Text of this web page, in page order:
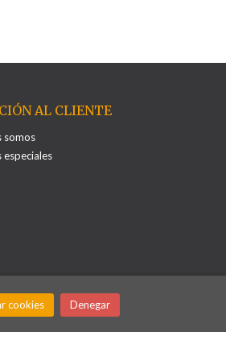
AL CLIENTE
somos
especiales
cookies Denegar